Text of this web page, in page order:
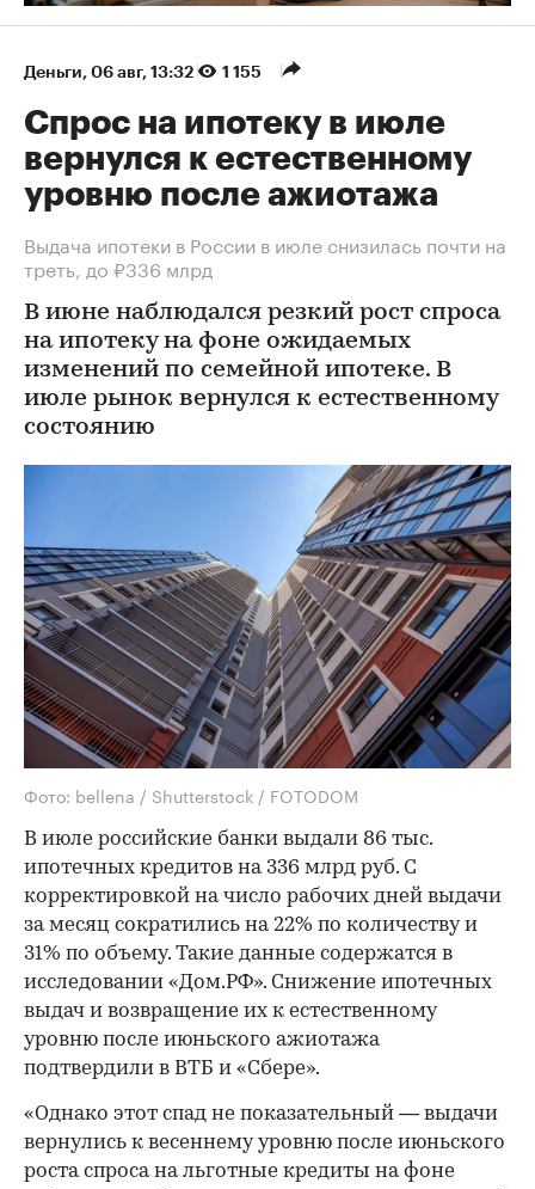
Деньги 06 авг, 13:32 1 155
Спрос на ипотеку в июле
вернулся к естественному
уровню после ажиотажа
Выдача ипотеки в России в июле снизилась почти на
треть, до ₽336 млрд
В июне наблюдался резкий рост спроса
на ипотеку на фоне ожидаемых
изменений по семейной ипотеке. В
июле рынок вернулся к естественному
состоянию
Фото: bellena / Shutterstock / FOTODOM
В июле российские банки выдали 86 тыс.
ипотечных кредитов на 336 млрд руб. С
корректировкой на число рабочих дней выдачи
за месяц сократились на 22% по количеству и
31% по объему. Такие данные содержатся в
исследовании «Дом.РФ». Снижение ипотечных
выдач и возвращение их к естественному
уровню после июньского ажиотажа
подтвердили в ВТБ и «Сбере».
«Однако этот спад не показательный — выдачи
вернулись к весеннему уровню после июньского
роста спроса на льготные кредиты на фоне